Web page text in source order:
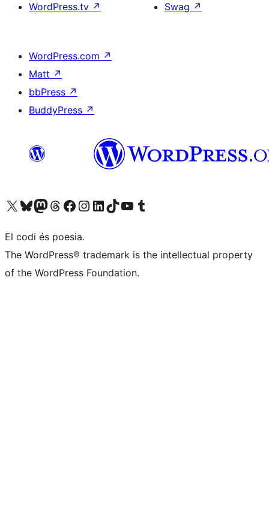
WordPress.tv ↗
Swag ↗
WordPress.com ↗
Matt ↗
bbPress ↗
BuddyPress ↗
Visiteu el nostre compte X (abans Twitter)
Visiteu el nostre compte de Bluesky
Visiteu el nostre compte al Mastodon
Visiteu el nostre compte de Threads
Visiteu la nostra pàgina al Facebook
Visiteu el nostre compte d'Instagram
Visiteu el nostre compte de LinkedIn
Visiteu el nostre compte de TikTok
Visiteu el nostre canal al YouTube
Visiteu el nostre compte de Tumblr
El codi és poesia.
The WordPress® trademark is the intellectual property
of the WordPress Foundation.